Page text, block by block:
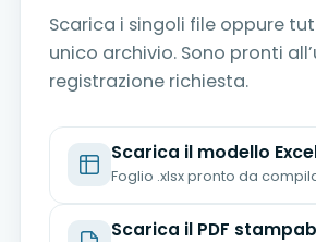
Scarica i singoli file oppure
unico archivio. Sono pronti
registrazione richiesta.
Scarica il modello
Foglio .xlsx pronto da
Scarica il PDF